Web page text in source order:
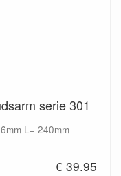
serie 301
L= 240mm
€ 39.95